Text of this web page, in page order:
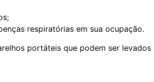
respiratórias em sua ocupação.
portáteis que podem ser